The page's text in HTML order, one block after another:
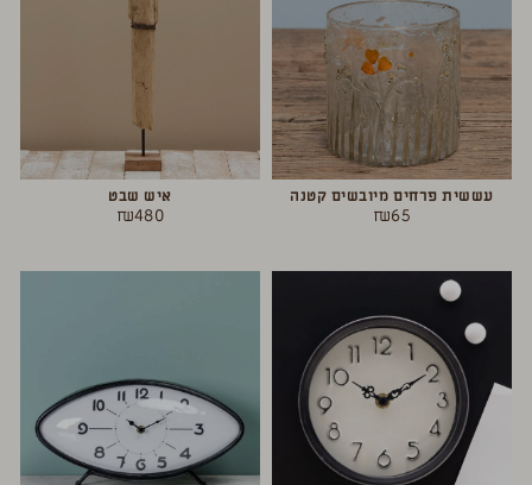
עששית פרחים מיובשים קטנה
₪65
איש שבט
₪480